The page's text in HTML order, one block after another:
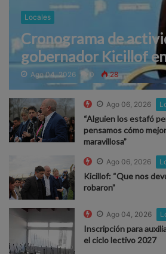
Locales
Cronograma de
gobernador Kicillof
Ago 04, 2026 0 28
Ago 06, 2026
“Alguien los estafó
pensamos cómo
maravillosa”
Ago 06, 2026
Kicillof: “Que nos
robaron”
Ago 04, 2026
Inscripción para
el ciclo lectivo 2027